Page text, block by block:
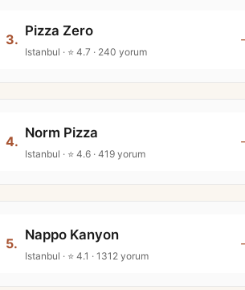
3.
Pizza Zero
Istanbul · ⭐ 4.7 · 240 yorum
4.
Norm Pizza
Istanbul · ⭐ 4.6 · 419 yorum
5.
Nappo Kanyon
Istanbul · ⭐ 4.1 · 1312 yorum